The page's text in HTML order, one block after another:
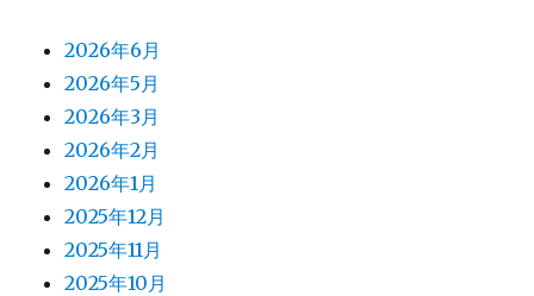
2026年6月
2026年5月
2026年3月
2026年2月
2026年1月
2025年12月
2025年11月
2025年10月